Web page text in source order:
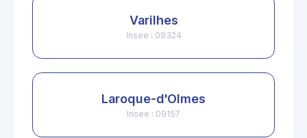
Varilhes
Insee : 09324
Laroque-d'Olmes
Insee : 09157